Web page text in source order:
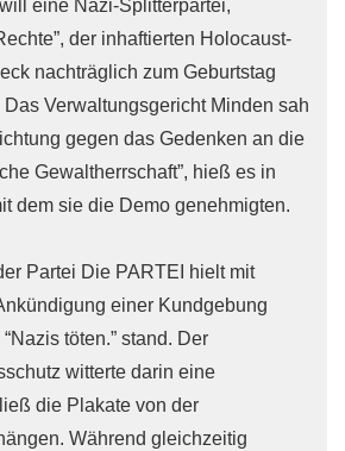
eine Nazi-Splitterpartei,
der inhaftierten Holocaust-
nachträglich zum Geburtstag
Das Verwaltungsgericht Minden sah
gegen das Gedenken an die
Gewaltherrschaft”, hieß es in
dem sie die Demo genehmigten.
Partei Die PARTEI hielt mit
einer Kundgebung
töten.” stand. Der
witterte darin eine
die Plakate von der
Während gleichzeitig